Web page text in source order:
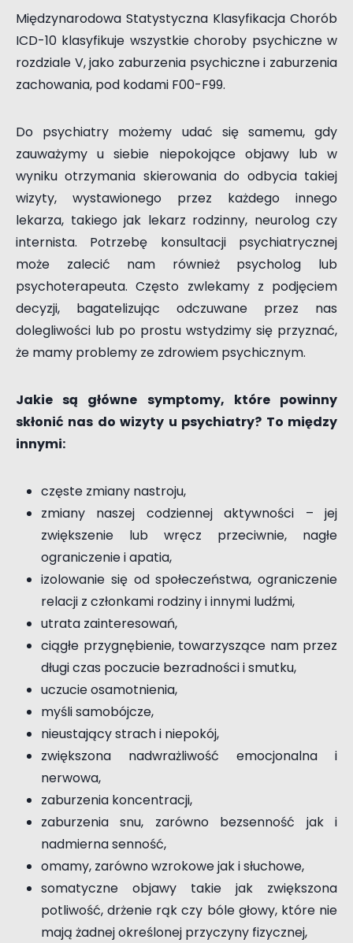
Międzynarodowa Statystyczna Klasyfikacja Chorób
ICD-10 klasyfikuje wszystkie choroby psychiczne w
rozdziale V, jako zaburzenia psychiczne i zaburzenia
zachowania, pod kodami F00-F99.
Do psychiatry możemy udać się samemu, gdy
zauważymy u siebie niepokojące objawy lub w
wyniku otrzymania skierowania do odbycia takiej
wizyty, wystawionego przez każdego innego
lekarza, takiego jak lekarz rodzinny, neurolog czy
internista. Potrzebę konsultacji psychiatrycznej
może zalecić nam również psycholog lub
psychoterapeuta. Często zwlekamy z podjęciem
decyzji, bagatelizując odczuwane przez nas
dolegliwości lub po prostu wstydzimy się przyznać,
że mamy problemy ze zdrowiem psychicznym.
Jakie są główne symptomy, które powinny
skłonić nas do wizyty u psychiatry? To między
innymi:
częste zmiany nastroju,
zmiany naszej codziennej aktywności – jej
zwiększenie lub wręcz przeciwnie, nagłe
ograniczenie i apatia,
izolowanie się od społeczeństwa, ograniczenie
relacji z członkami rodziny i innymi ludźmi,
utrata zainteresowań,
ciągłe przygnębienie, towarzyszące nam przez
długi czas poczucie bezradności i smutku,
uczucie osamotnienia,
myśli samobójcze,
nieustający strach i niepokój,
zwiększona nadwrażliwość emocjonalna i
nerwowa,
zaburzenia koncentracji,
zaburzenia snu, zarówno bezsenność jak i
nadmierna senność,
omamy, zarówno wzrokowe jak i słuchowe,
somatyczne objawy takie jak zwiększona
potliwość, drżenie rąk czy bóle głowy, które nie
mają żadnej określonej przyczyny fizycznej,